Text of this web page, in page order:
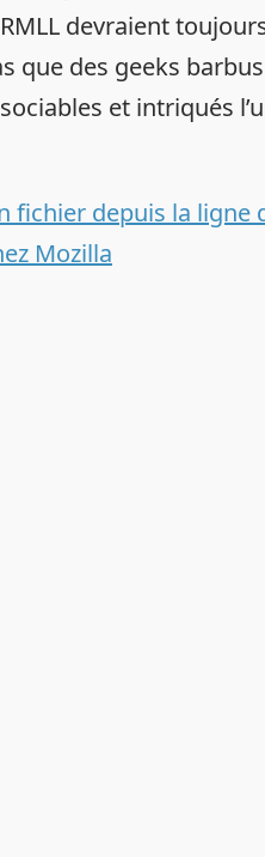
devraient
que des geeks
et intriqués
fichier depuis la ligne
Mozilla